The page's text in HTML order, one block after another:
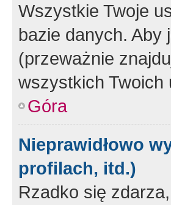
Wszystkie Twoje
bazie danych.
(przeważnie
wszystkich Twoich
Góra
Nieprawidłowo
profilach, itd.)
Rzadko się